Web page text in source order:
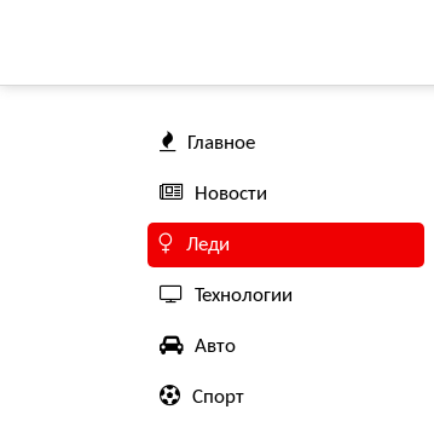
Главное
Новости
Леди
Технологии
Авто
Спорт